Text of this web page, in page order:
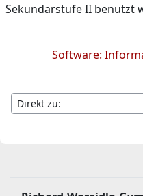
Sekundarstufe II benutzt
Software: